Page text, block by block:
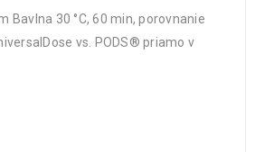
Bavlna 30 °C, 60 min, porovnanie
vs. PODS® priamo v